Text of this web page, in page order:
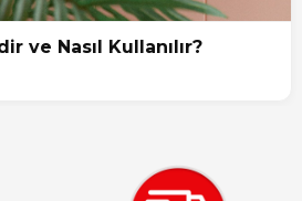
ve Nasıl Kullanılır?